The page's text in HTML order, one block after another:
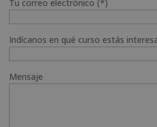
Tu correo electrónico (*)
Indícanos en qué curso estás
Mensaje